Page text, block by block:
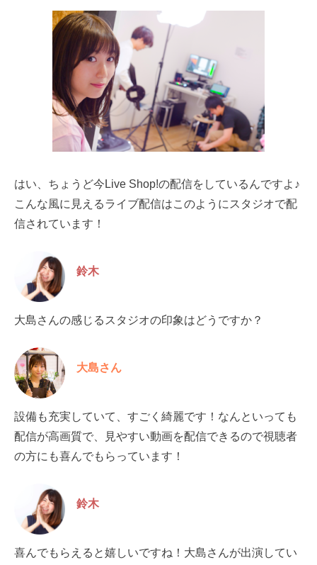
はい、ちょうど今Live Shop!の配信をしているんですよ♪
こんな風に見えるライブ配信はこのようにスタジオで配
信されています！
鈴木
大島さんの感じるスタジオの印象はどうですか？
大島さん
設備も充実していて、すごく綺麗です！なんといっても
配信が高画質で、見やすい動画を配信できるので視聴者
の方にも喜んでもらっています！
鈴木
喜んでもらえると嬉しいですね！大島さんが出演してい